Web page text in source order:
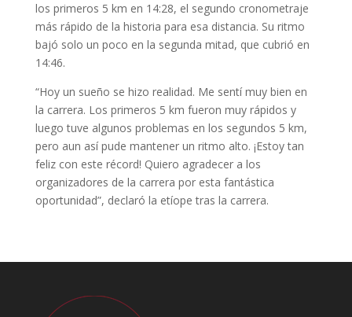
los primeros 5 km en 14:28, el segundo cronometraje
más rápido de la historia para esa distancia. Su ritmo
bajó solo un poco en la segunda mitad, que cubrió en
14:46.
“Hoy un sueño se hizo realidad. Me sentí muy bien en
la carrera. Los primeros 5 km fueron muy rápidos y
luego tuve algunos problemas en los segundos 5 km,
pero aun así pude mantener un ritmo alto. ¡Estoy tan
feliz con este récord! Quiero agradecer a los
organizadores de la carrera por esta fantástica
oportunidad”, declaró la etíope tras la carrera.